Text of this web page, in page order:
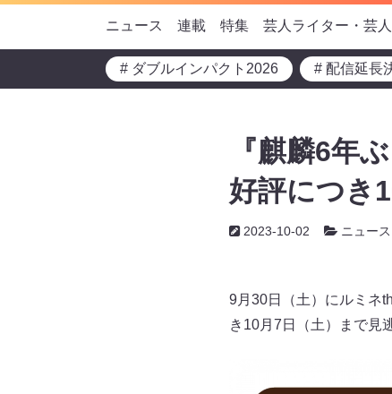
ニュース 連載 特集 芸人ライター・芸
# ダブルインパクト2026 # 配信延長
『麒麟6年
好評につき
2023-10-02 ニュース
9月30日（土）にルミネ
き10月7日（土）まで見